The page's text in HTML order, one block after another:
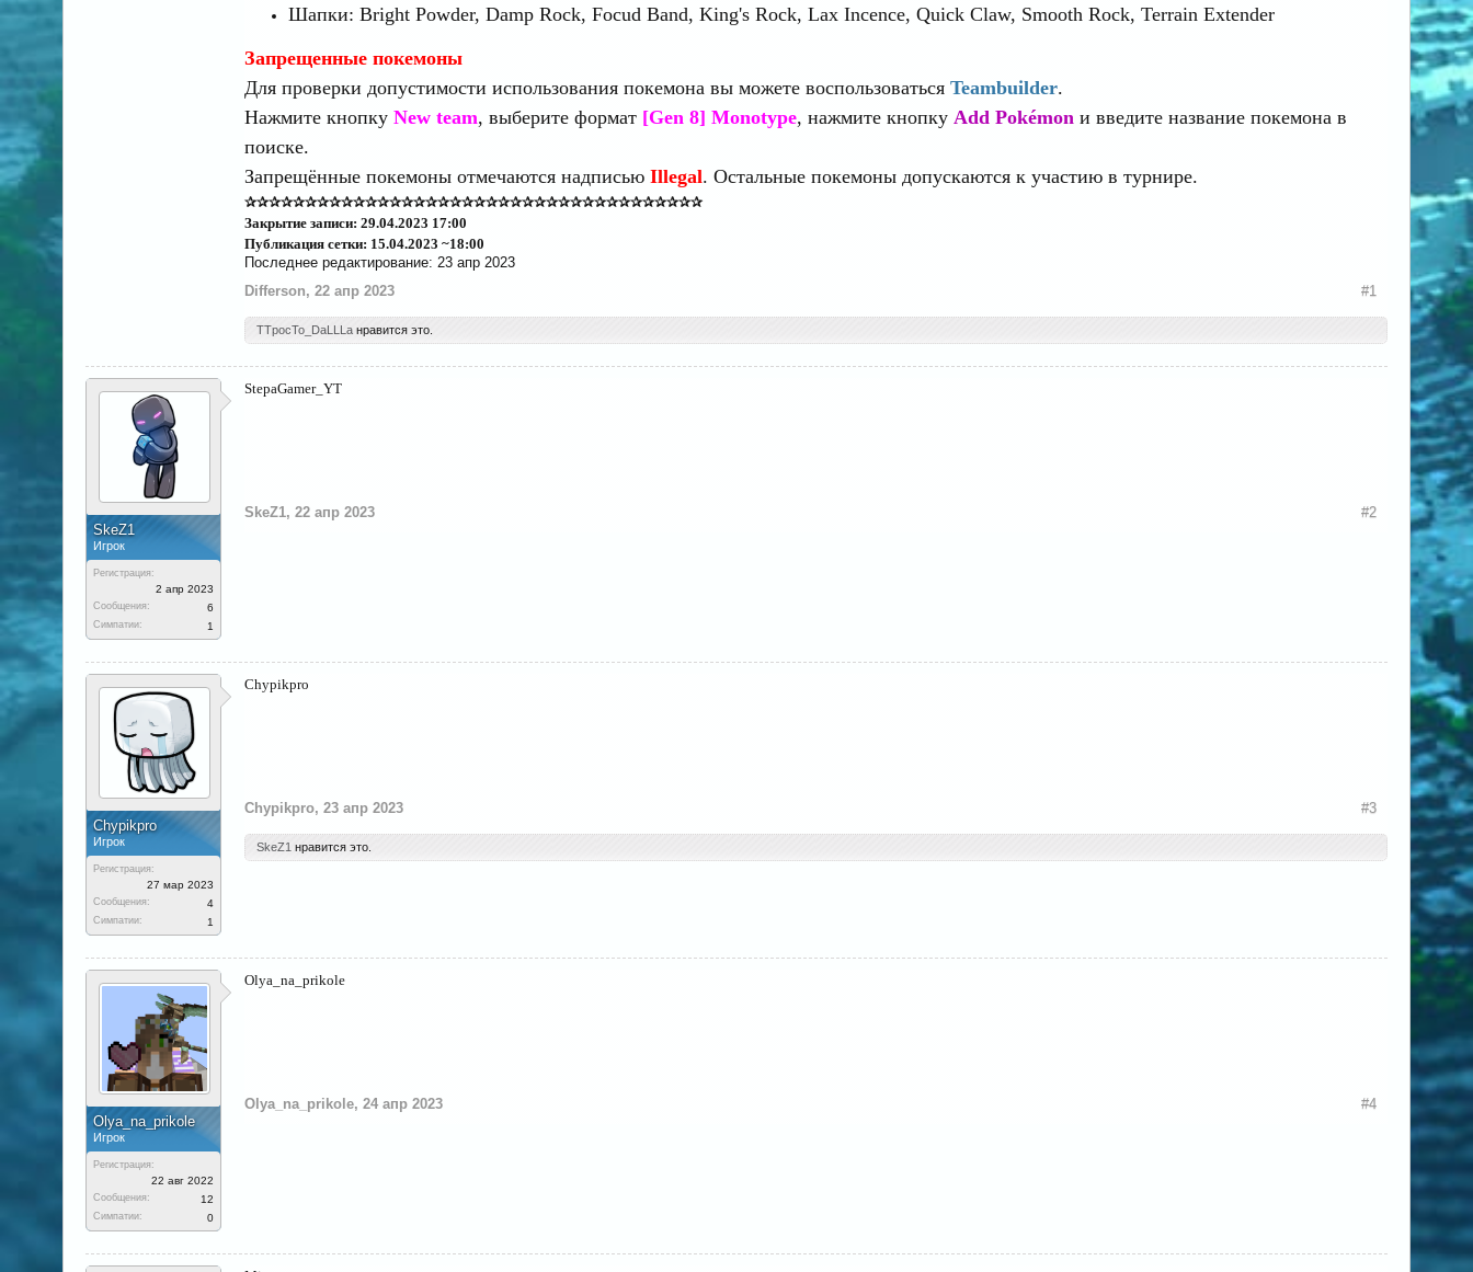
Шапки: Bright Powder, Damp Rock, Focud Band, King's Rock, Lax Incence, Quick Claw, Smooth Rock, Terrain Extender
Запрещенные покемоны
Для проверки допустимости использования покемона вы можете воспользоваться Teambuilder.
Нажмите кнопку New team, выберите формат [Gen 8] Monotype, нажмите кнопку Add Pokémon и введите название покемона в
поиске.
Запрещённые покемоны отмечаются надписью Illegal. Остальные покемоны допускаются к участию в турнире.
✰✰✰✰✰✰✰✰✰✰✰✰✰✰✰✰✰✰✰✰✰✰✰✰✰✰✰✰✰✰✰✰✰✰✰✰✰✰
Закрытие записи: 29.04.2023 17:00
Публикация сетки: 15.04.2023 ~18:00
Последнее редактирование: 23 апр 2023
Differson, 22 апр 2023 #1
TTpocTo_DaLLLa нравится это.
SkeZ1
Игрок
Регистрация:
2 апр 2023
Сообщения: 6
Симпатии: 1
StepaGamer_YT
SkeZ1, 22 апр 2023 #2
Chypikpro
Игрок
Регистрация:
27 мар 2023
Сообщения: 4
Симпатии: 1
Chypikpro
Chypikpro, 23 апр 2023 #3
SkeZ1 нравится это.
Olya_na_prikole
Игрок
Регистрация:
22 авг 2022
Сообщения: 12
Симпатии: 0
Olya_na_prikole
Olya_na_prikole, 24 апр 2023 #4